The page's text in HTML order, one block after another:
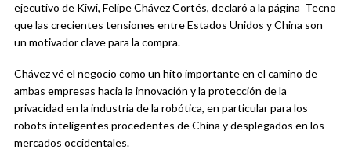
ejecutivo de Kiwi, Felipe Chávez Cortés, declaró a la página Tecno
que las crecientes tensiones entre Estados Unidos y China son
un motivador clave para la compra.
Chávez vé el negocio como un hito importante en el camino de
ambas empresas hacia la innovación y la protección de la
privacidad en la industria de la robótica, en particular para los
robots inteligentes procedentes de China y desplegados en los
mercados occidentales.